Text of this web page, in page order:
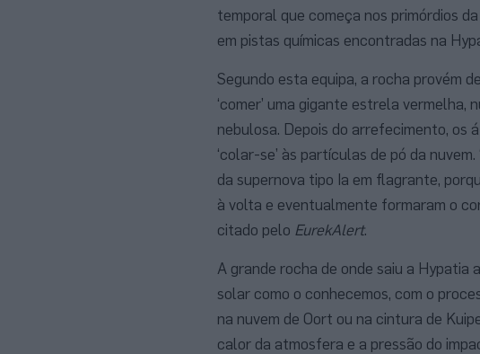
temporal que começa nos primórdios
em pistas químicas encontradas na
Segundo esta equipa, a rocha provém
‘comer’ uma gigante estrela
nebulosa. Depois do arrefecimento, os
‘colar-se’ às partículas de pó da
da supernova tipo Ia em flagrante,
à volta e eventualmente formaram o
citado pelo EurekAlert.
A grande rocha de onde saiu a
solar como o conhecemos, com o
na nuvem de Oort ou na cintura de
calor da atmosfera e a pressão do